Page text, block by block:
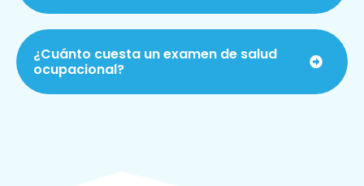
¿Cuánto cuesta un examen de salud
ocupacional?